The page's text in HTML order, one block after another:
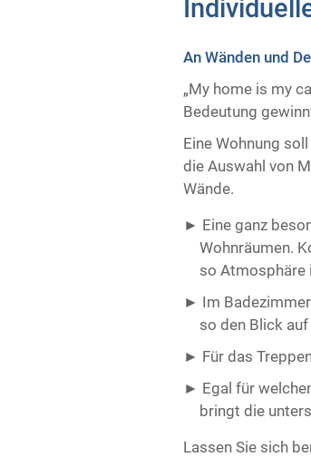
An Wänden und
„My home is my
Bedeutung
Eine Wohnung
die Auswahl von
Wände.
Eine ganz
Wohnräumen.
so Atmosphäre
Im
so den Blick
Für das
Egal für
bringt die
Lassen Sie sich